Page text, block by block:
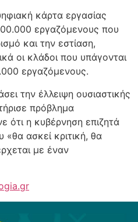
κάρτα εργασίας
εργαζόμενους που
και την εστίαση,
οι κλάδοι που υπάγονται
εργαζόμενους.
την έλλειψη ουσιαστικής
πρόβλημα
ότι η κυβέρνηση επιζητά
«θα ασκεί κριτική, θα
με έναν